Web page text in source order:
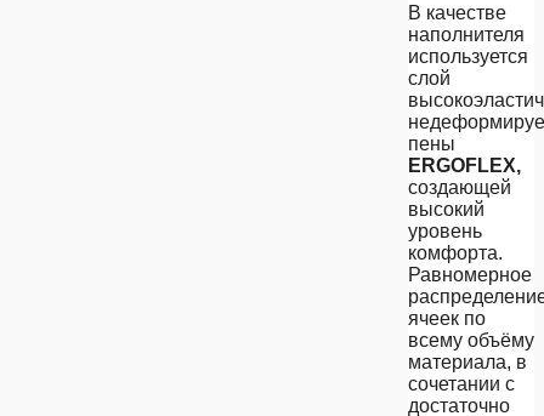
В качестве
наполнителя
используется
слой
пены
ERGOFLEX,
создающей
высокий
уровень
комфорта.
Равномерное
ячеек по
всему объёму
материала, в
сочетании с
достаточно